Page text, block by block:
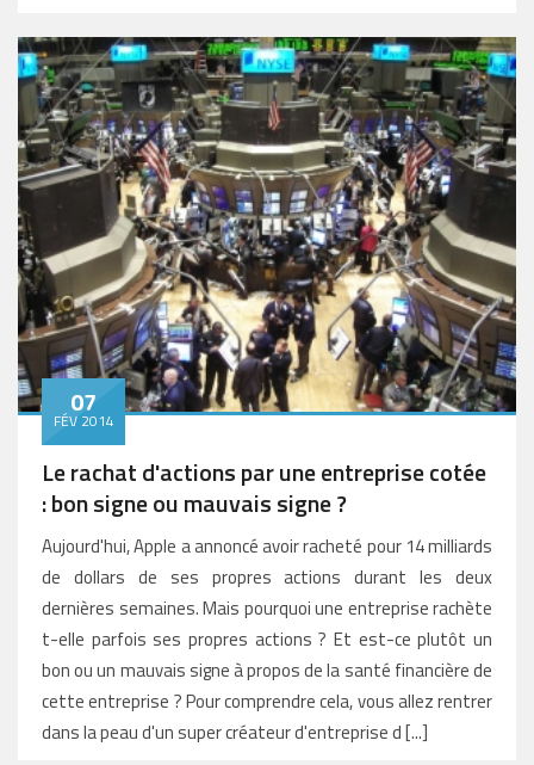
07
FÉV 2014
Le rachat d'actions par une entreprise cotée
: bon signe ou mauvais signe ?
Aujourd'hui, Apple a annoncé avoir racheté pour 14 milliards
de dollars de ses propres actions durant les deux
dernières semaines. Mais pourquoi une entreprise rachète
t-elle parfois ses propres actions ? Et est-ce plutôt un
bon ou un mauvais signe à propos de la santé financière de
cette entreprise ? Pour comprendre cela, vous allez rentrer
dans la peau d'un super créateur d'entreprise d [...]